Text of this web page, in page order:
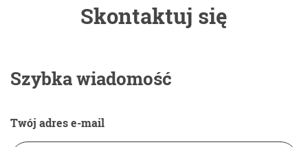
Skontaktuj się
Szybka wiadomość
Twój adres e-mail